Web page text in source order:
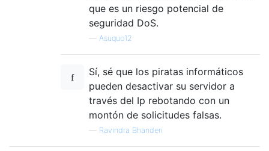
que es un riesgo potencial de
seguridad DoS.
— Asuquo12
Sí, sé que los piratas informáticos
pueden desactivar su servidor a
través del Ip rebotando con un
montón de solicitudes falsas.
— Ravindra Bhanderi